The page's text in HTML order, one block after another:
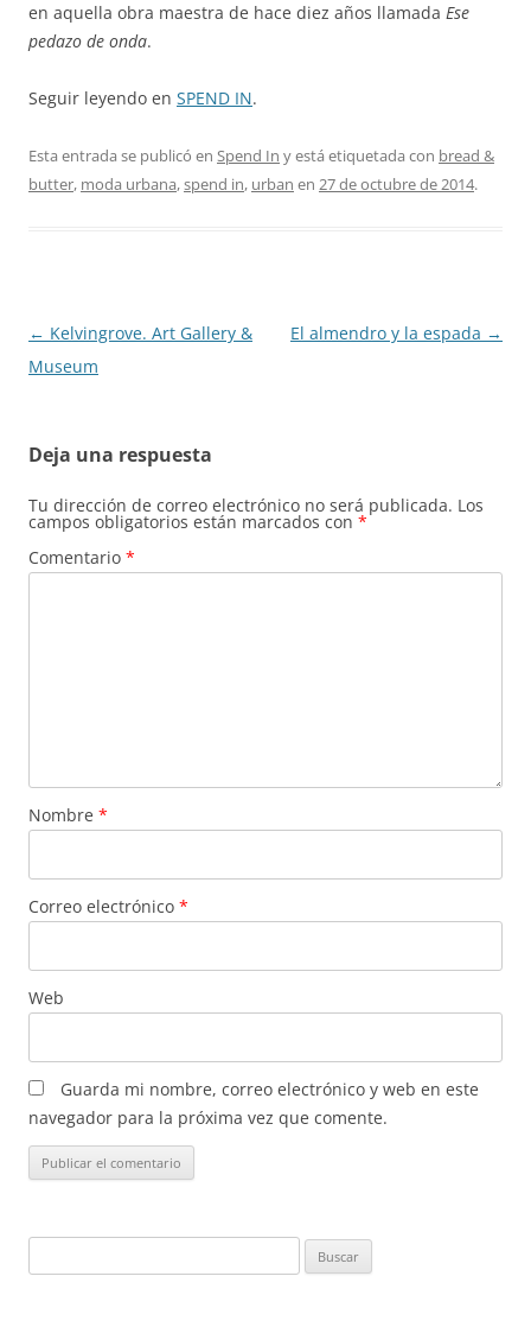
en aquella obra maestra de hace diez años llamada Ese
pedazo de onda.
Seguir leyendo en SPEND IN.
Esta entrada se publicó en Spend In y está etiquetada con bread &
butter, moda urbana,spend in, urban en 27 de octubre de 2014.
Navegación
de
← Kelvingrove. Art Gallery &
Museum
El almendro y la espada →
Deja una respuesta
Tu dirección de correo electrónico no será publicada. Los
campos obligatorios están marcados con *
Comentario *
Nombre *
Correo electrónico *
Web
Guarda mi nombre, correo electrónico y web en este
navegador para la próxima vez que comente.